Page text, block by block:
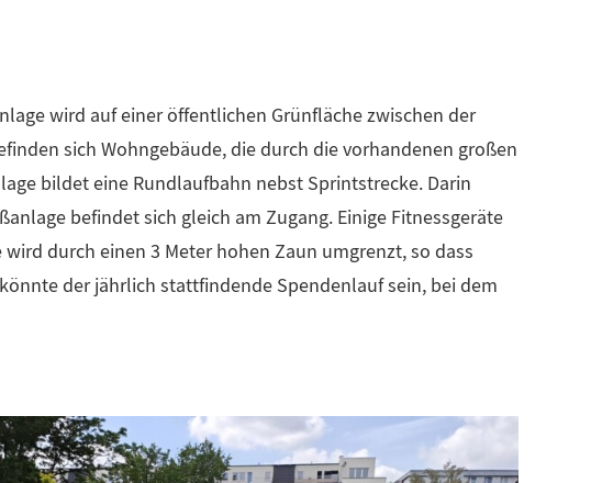
wird auf einer öffentlichen Grünfläche zwischen der
sich Wohngebäude, die durch die vorhandenen großen
bildet eine Rundlaufbahn nebst Sprintstrecke. Darin
befindet sich gleich am Zugang. Einige Fitnessgeräte
durch einen 3 Meter hohen Zaun umgrenzt, so dass
der jährlich stattfindende Spendenlauf sein, bei dem